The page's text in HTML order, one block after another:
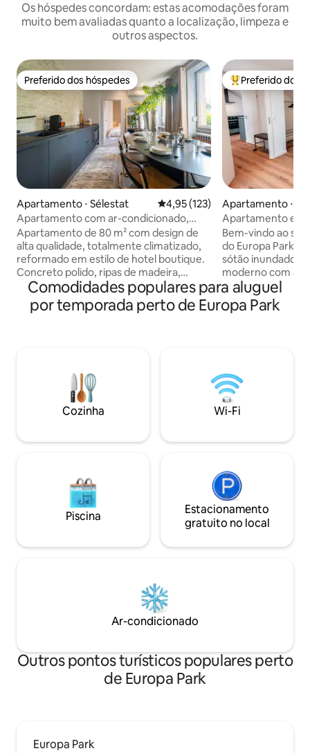
Os hóspedes concordam: estas acomodações foram
muito bem avaliadas quanto a localização, limpeza e
outros aspectos.
Preferido dos hóspedes
Preferido dos hóspedes
Apartamento ⋅ Sélestat 4,95 de uma avaliação média de
4,95 (123)
Apartamento com ar-condicionado,
terraço e camas king size
Apartamento de 80 m² com design de
alta qualidade, totalmente climatizado,
reformado em estilo de hotel boutique.
Concreto polido, ripas de madeira,
azulejos zellige artesanais. 2 quartos
com cama king size, banheiro com box e
banheira, terraço privativo com sombra.
minutos de Haut-Kœnigsbourg, a 15
minutos de Colmar. Ideal para a Rota do
Vinho, famílias e viajantes de negócios.
Entre os
Preferido dos
Apartamento ⋅
Apartamento
fator de bem-
Bem-vindo ao
do Europa Park!
sótão inundado
moderno com
famílias, casais
encontrará paz e
de vida aberto e
estacionamento
carregamento
extra) • Apenas
Europa-Park &
Comodidades populares para aluguel
por temporada perto de Europa Park
Cozinha Wi-Fi
Piscina
Estacionamento
gratuito no local
Ar-condicionado
Outros pontos turísticos populares perto
de Europa Park
Europa Park